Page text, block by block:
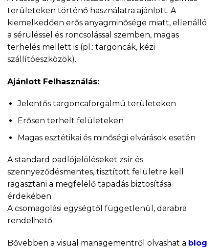
területeken történő használatra ajánlott. A
kiemelkedően erős anyagminősége miatt, ellenálló
a sérüléssel és roncsolással szemben, magas
terhelés mellett is (pl.: targoncák, kézi
szállítóeszközök).
Ajánlott Felhasználás:
Jelentős targoncaforgalmú területeken
Erősen terhelt felületeken
Magas esztétikai és minőségi elvárások esetén
A standard padlójelöléseket zsír és
szennyeződésmentes, tisztított felületre kell
ragasztani a megfelelő tapadás biztosítása
érdekében.
A csomagolási egységtől függetlenül, darabra
rendelhető.
Bővebben a visual managementről olvashat a blog